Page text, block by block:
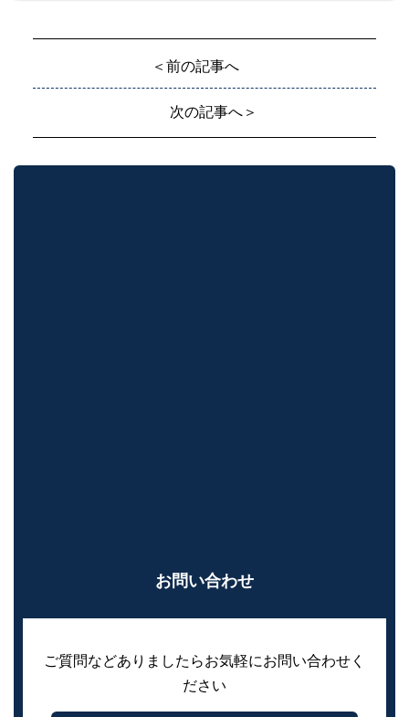
＜前の記事へ
次の記事へ＞
お問い合わせ
ご質問などありましたらお気軽にお問い合わせく
ださい